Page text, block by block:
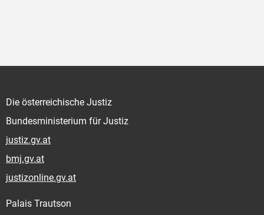
Die österreichische Justiz
Bundesministerium für Justiz
justiz.gv.at
bmj.gv.at
justizonline.gv.at
Palais Trautson